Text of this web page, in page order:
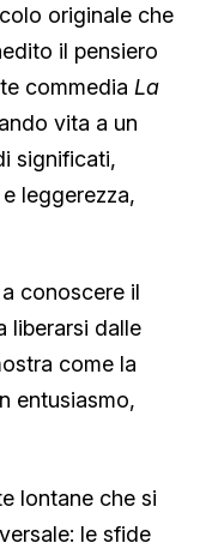
originale che
il pensiero
commedia La
vita a un
significati,
leggerezza,
conoscere il
liberarsi dalle
come la
entusiasmo,
lontane che si
le sfide